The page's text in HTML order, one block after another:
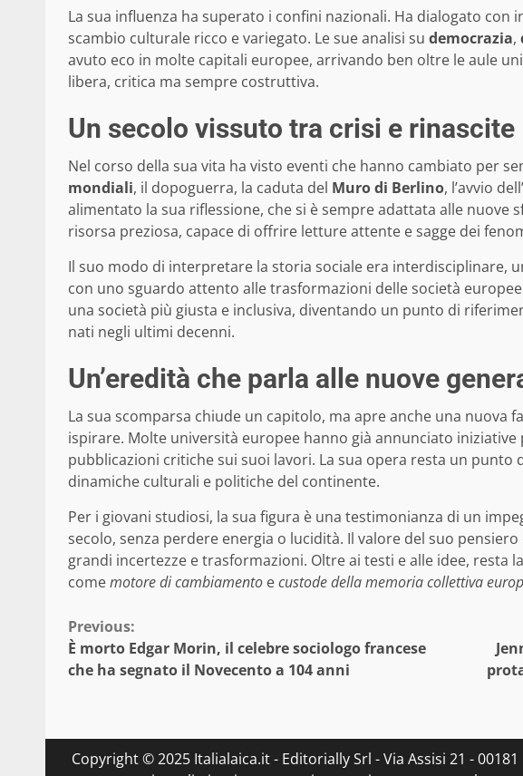
La sua influenza ha superato i confini nazionali. Ha dialogato con
scambio culturale ricco e variegato. Le sue analisi su democrazia,
avuto eco in molte capitali europee, arrivando ben oltre le aule
libera, critica ma sempre costruttiva.
Un secolo vissuto tra crisi e rinascite
Nel corso della sua vita ha visto eventi che hanno cambiato per
mondiali, il dopoguerra, la caduta del Muro di Berlino, l’avvio dell’
alimentato la sua riflessione, che si è sempre adattata alle nuove
risorsa preziosa, capace di offrire letture attente e sagge dei
Il suo modo di interpretare la storia sociale era interdisciplinare,
con uno sguardo attento alle trasformazioni delle società
una società più giusta e inclusiva, diventando un punto di
nati negli ultimi decenni.
Un’eredità che parla alle nuove
La sua scomparsa chiude un capitolo, ma apre anche una nuova
ispirare. Molte università europee hanno già annunciato
pubblicazioni critiche sui suoi lavori. La sua opera resta un
dinamiche culturali e politiche del continente.
Per i giovani studiosi, la sua figura è una testimonianza di un
secolo, senza perdere energia o lucidità. Il valore del suo
grandi incertezze e trasformazioni. Oltre ai testi e alle idee, resta
comemotore di cambiamento ecustode della memoria collettiva
Continue
Reading
Previous:
È morto Edgar Morin, il celebre sociologo francese
che ha segnato il Novecento a 104 anni
Copyright © 2025 Italialaica.it - Editorially Srl - Via Assisi 21 -